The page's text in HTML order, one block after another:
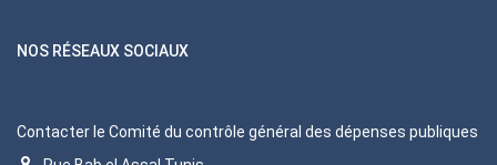
NOS RÉSEAUX SOCIAUX
Contacter le Comité du contrôle général des dépenses publiques